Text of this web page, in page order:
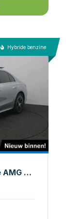
Hybride benzine
Mercedes-Benz E-klasse 300 e AMG Line